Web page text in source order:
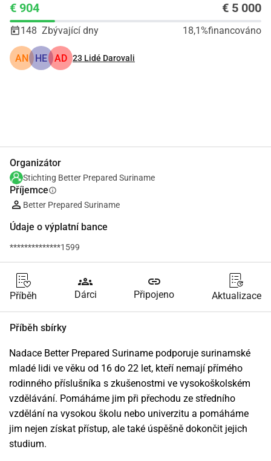
€ 904 € 5 000
148 Zbývající dny 18,1%financováno
AN HE AD 23 Lidé Darovali
Organizátor
Stichting Better Prepared Suriname
Příjemceinfo
Better Prepared Suriname
Údaje o výplatní bance
**************1599
Příběh
groups
Dárci
link
Připojeno Aktualizace
Příběh sbírky
Nadace Better Prepared Suriname podporuje surinamské
mladé lidi ve věku od 16 do 22 let, kteří nemají přímého
rodinného příslušníka s zkušenostmi ve vysokoškolském
vzdělávání. Pomáháme jim při přechodu ze středního
vzdělání na vysokou školu nebo univerzitu a pomáháme
jim nejen získat přístup, ale také úspěšně dokončit jejich
studium.